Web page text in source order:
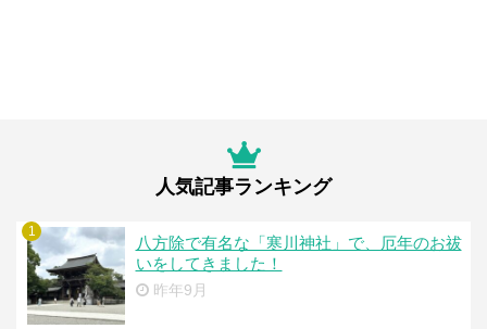
人気記事ランキング
1
八方除で有名な「寒川神社」で、厄年のお祓
いをしてきました！
昨年9月